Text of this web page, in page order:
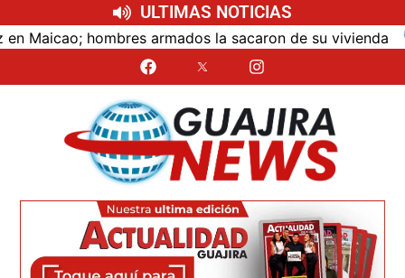
ULTIMAS NOTICIAS
hombres armados la sacaron de su vivienda